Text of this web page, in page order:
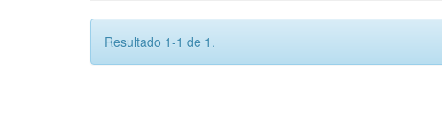
Resultado 1-1 de 1.